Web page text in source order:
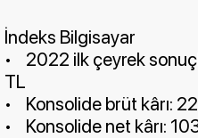
İndeks Bilgisayar
• 2022 ilk çeyrek
TL
• Konsolide brüt kârı:
• Konsolide net kârı: